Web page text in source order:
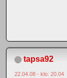
tapsa92
22.04.08 - klo: 20.04